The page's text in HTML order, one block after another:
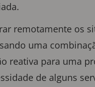
remotamente os
uma
reativa para uma
de alguns